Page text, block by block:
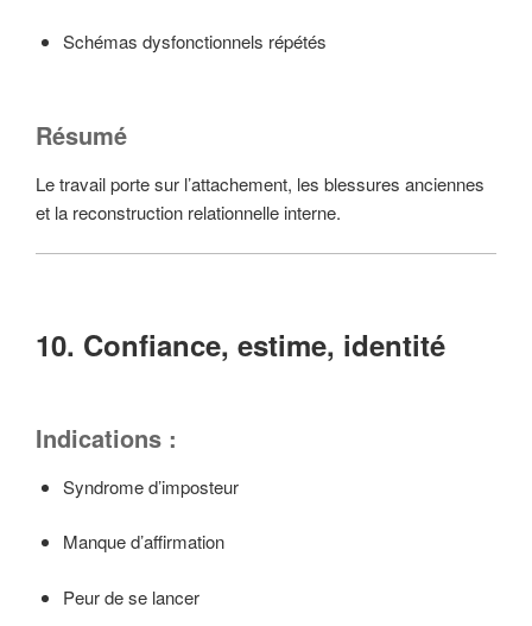
Schémas dysfonctionnels répétés
Résumé
Le travail porte sur l’attachement, les blessures anciennes
et la reconstruction relationnelle interne.
10. Confiance, estime, identité
Indications :
Syndrome d’imposteur
Manque d’affirmation
Peur de se lancer